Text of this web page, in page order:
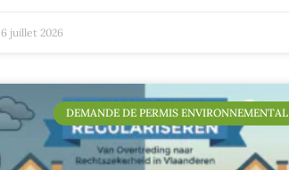
6 juillet 2026
DEMANDE DE PERMIS ENVIRONNEMENTAL